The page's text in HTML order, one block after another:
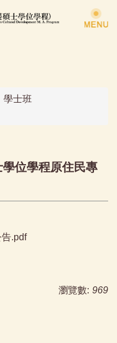
學士班
位學程原住民專
.pdf
瀏覽數: 969